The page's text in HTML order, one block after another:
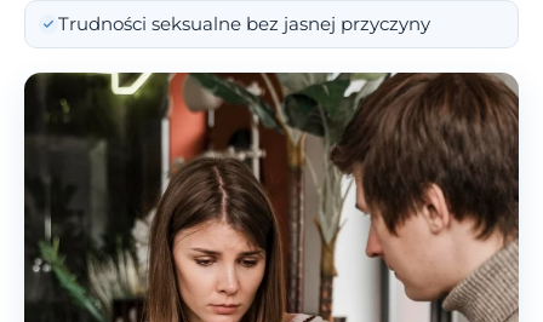
Trudności seksualne bez jasnej przyczyny